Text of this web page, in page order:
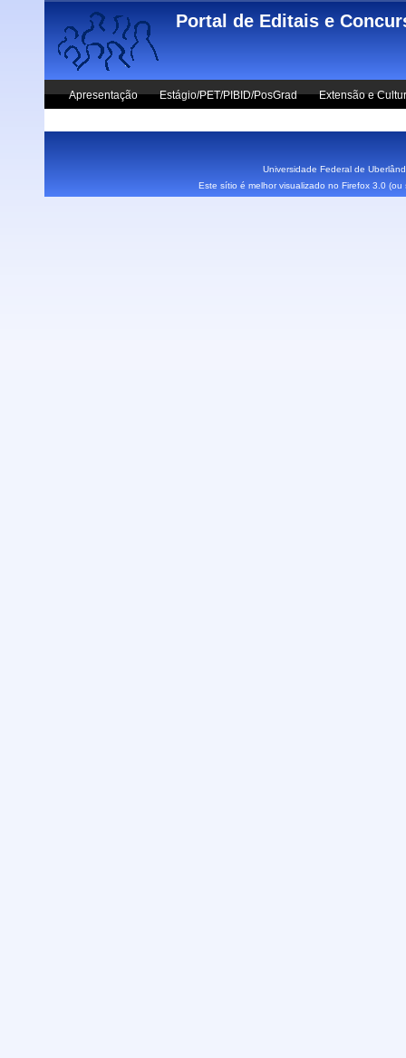
Skip to main content
Portal de Editais e
Apresentação Estágio/PET/PIBID/PosGrad Extensão e
Universidade Federal de
Este sítio é melhor visualizado no Firefox 3.0